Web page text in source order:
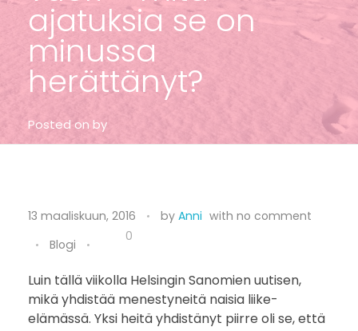
ajatuksia se on
minussa
herättänyt?
Posted on by
S
u
u
n
13 maaliskuun, 2016 by Anni with no comment
Blogi
0
Luin tällä viikolla Helsingin Sanomien uutisen,
mikä yhdistää menestyneitä naisia liike-
elämässä. Yksi heitä yhdistänyt piirre oli se, että